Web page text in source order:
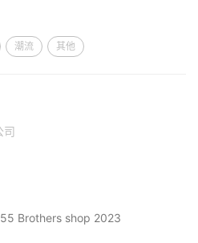
潮流 其他
司
Brothers shop 2023